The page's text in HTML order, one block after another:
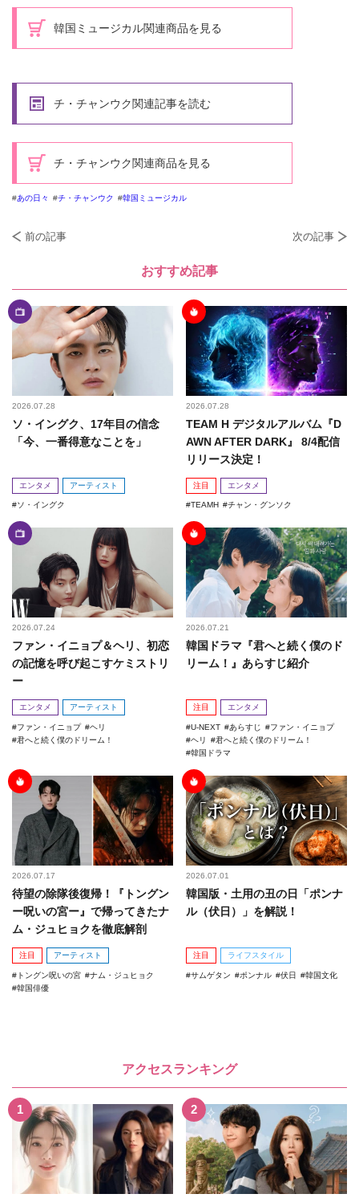
韓国ミュージカル関連商品を見る
チ・チャンウク関連記事を読む
チ・チャンウク関連商品を見る
あの日々 チ・チャンウク 韓国ミュージカル
前の記事 次の記事
おすすめ記事
2026.07.28
ソ・イングク、17年目の信念
「今、一番得意なことを」
エンタメ アーティスト
ソ・イングク
2026.07.28
TEAM H デジタルアルバム『D
AWN AFTER DARK』 8/4配信
リリース決定！
注目 エンタメ
TEAMH チャン・グンソク
2026.07.24
ファン・イニョプ＆ヘリ、初恋
の記憶を呼び起こすケミストリ
ー
エンタメ アーティスト
ファン・イニョプ
ヘリ
君へと続く僕のドリーム！
2026.07.21
韓国ドラマ『君へと続く僕のド
リーム！』あらすじ紹介
注目 エンタメ
U-NEXT あらすじ
ファン・イニョプ
ヘリ
君へと続く僕のドリーム！
韓国ドラマ
2026.07.17
待望の除隊後復帰！『トングン
ー呪いの宮ー』で帰ってきたナ
ム・ジュヒョクを徹底解剖
注目 アーティスト
トングン呪いの宮
ナム・ジュヒョク
韓国俳優
2026.07.01
韓国版・土用の丑の日「ポンナ
ル（伏日）」を解説！
注目 ライフスタイル
サムゲタン ポンナル 伏日 韓国文化
アクセスランキング